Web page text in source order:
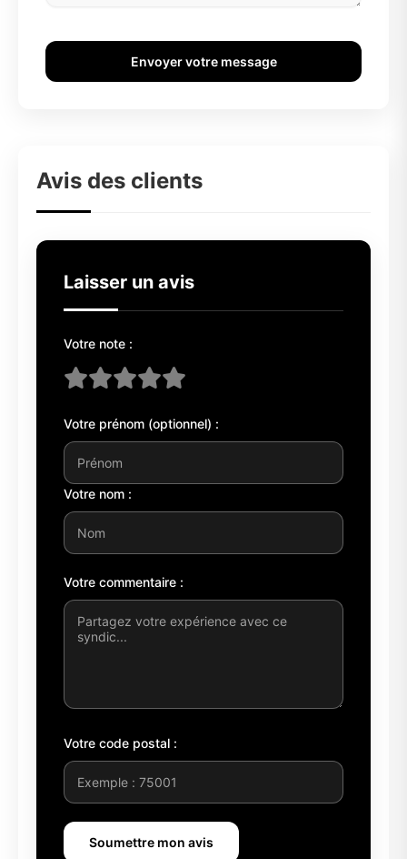
Envoyer votre message
Avis des clients
Laisser un avis
Votre note :
Votre prénom (optionnel) :
Votre nom :
Votre commentaire :
Votre code postal :
Soumettre mon avis